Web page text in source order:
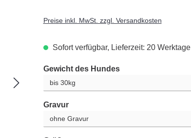
Preise inkl. MwSt. zzgl. Versandkosten
Sofort verfügbar, Lieferzeit: 20 Werktage
Gewicht des Hundesauswählen
Gravurauswählen